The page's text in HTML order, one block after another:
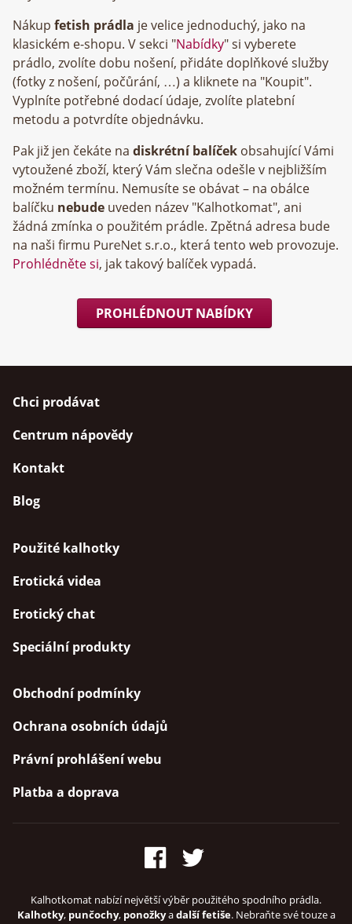
Nákup fetish prádla je velice jednoduchý, jako na
klasickém e-shopu. V sekci "Nabídky" si vyberete
prádlo, zvolíte dobu nošení, přidáte doplňkové služby
(fotky z nošení, počůrání, …) a kliknete na "Koupit".
Vyplníte potřebné dodací údaje, zvolíte platební
metodu a potvrdíte objednávku.
Pak již jen čekáte na diskrétní balíček obsahující Vámi
vytoužené zboží, který Vám slečna odešle v nejbližším
možném termínu. Nemusíte se obávat – na obálce
balíčku nebude uveden název "Kalhotkomat", ani
žádná zmínka o použitém prádle. Zpětná adresa bude
na naši firmu
, která tento web provozuje.
Prohlédněte si, jak takový balíček vypadá.
PROHLÉDNOUT NABÍDKY
Chci prodávat
Centrum nápovědy
Kontakt
Blog
Použité kalhotky
Erotická videa
Erotický chat
Speciální produkty
Obchodní podmínky
Ochrana osobních údajů
Právní prohlášení webu
Platba a doprava
Kalhotkomat nabízí největší výběr použitého spodního prádla.
Kalhotky, punčochy, ponožkyadalší fetiše. Nebraňte své touze a